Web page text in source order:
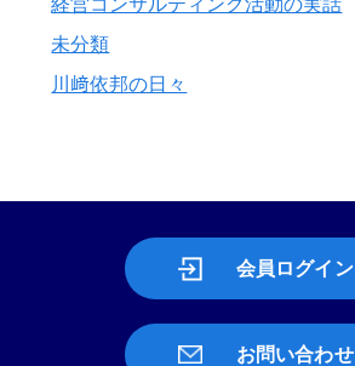
経営コンサルティング活動の実話
未分類
川﨑依邦の日々
会員ログイン
お問い合わせ